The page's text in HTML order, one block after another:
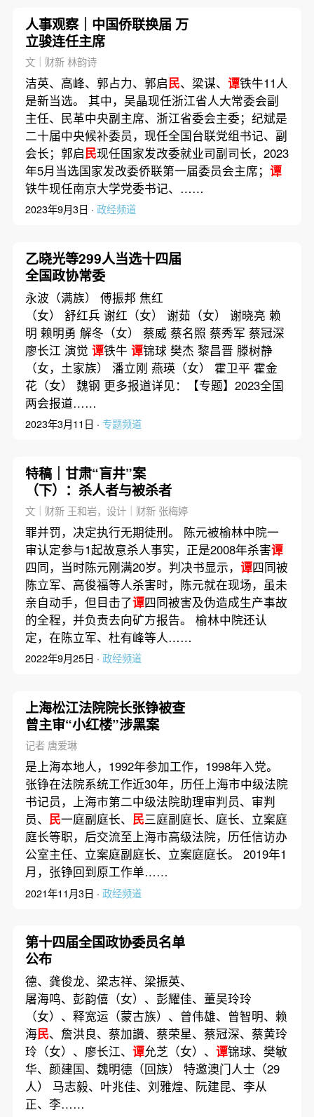
人事观察｜中国侨联换届 万
立骏连任主席
文｜财新 林韵诗
洁英、高峰、郭占力、郭启民、梁谋、 谭铁牛11人
是新当选。 其中，吴晶现任浙江省人大常委会副
主任、民革中央副主席、浙江省委会主委；纪斌是
二十届中央候补委员，现任全国台联党组书记、副
会长；郭启民现任国家发改委就业司副司长，2023
年5月当选国家发改委侨联第一届委员会主席； 谭
铁牛现任南京大学党委书记、……
2023年9月3日 · 政经频道
乙晓光等299人当选十四届
全国政协常委
永波（满族） 傅振邦 焦红
（女） 舒红兵 谢红（女） 谢茹（女） 谢晓亮 赖
明 赖明勇 解冬（女） 蔡威 蔡名照 蔡秀军 蔡冠深
廖长江 演觉 谭铁牛 谭锦球 樊杰 黎昌晋 滕树静
（女，土家族） 潘立刚 燕瑛（女） 霍卫平 霍金
花（女） 魏钢 更多报道详见：【专题】2023全国
两会报道……
2023年3月11日 · 专题频道
特稿｜甘肃“盲井”案
（下）：杀人者与被杀者
文｜财新 王和岩，设计｜财新 张梅婷
罪并罚，决定执行无期徒刑。 陈元被榆林中院一
审认定参与1起故意杀人事实，正是2008年杀害谭
四同，当时陈元刚满20岁。判决书显示， 谭四同被
陈立军、高俊福等人杀害时，陈元就在现场，虽未
亲自动手，但目击了谭四同被害及伪造成生产事故
的全程，并负责去向矿方报告。 榆林中院还认
定，在陈立军、杜有峰等人……
2022年9月25日 · 政经频道
上海松江法院院长张铮被查
曾主审“小红楼”涉黑案
记者 唐爱琳
是上海本地人，1992年参加工作，1998年入党。
张铮在法院系统工作近30年，历任上海市中级法院
书记员，上海市第二中级法院助理审判员、审判
员、 民一庭副庭长、 民三庭副庭长、庭长、立案庭
庭长等职，后交流至上海市高级法院，历任信访办
公室主任、立案庭副庭长、立案庭庭长。 2019年1
月，张铮回到原工作单……
2021年11月3日 · 政经频道
第十四届全国政协委员名单
公布
德、龚俊龙、梁志祥、梁振英、
屠海鸣、彭韵僖（女）、彭耀佳、董吴玲玲
（女）、释宽运（蒙古族）、曾伟雄、曾智明、赖
海民、詹洪良、蔡加讚、蔡荣星、蔡冠深、蔡黄玲
玲（女）、廖长江、 谭允芝（女）、 谭锦球、樊敏
华、颜建国、魏明德（回族） 特邀澳门人士（29
人） 马志毅、叶兆佳、刘雅煌、阮建昆、李从
正、李……